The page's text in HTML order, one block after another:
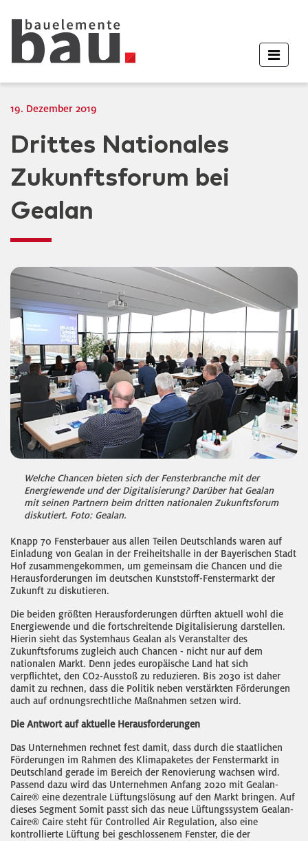
19. Dezember 2019
Drittes Nationales
Zukunftsforum bei
Gealan
Welche Chancen bieten sich der Fensterbranche mit der
Energiewende und der Digitalisierung? Darüber hat Gealan
mit seinen Partnern beim dritten nationalen Zukunftsforum
diskutiert. Foto: Gealan.
Knapp 70 Fensterbauer aus allen Teilen Deutschlands waren auf
Einladung von Gealan in der Freiheitshalle in der Bayerischen Stadt
Hof zusammengekommen, um gemeinsam die Chancen und die
Herausforderungen im deutschen Kunststoff-Fenstermarkt der
Zukunft zu diskutieren.
Die beiden größten Herausforderungen dürften aktuell wohl die
Energiewende und die fortschreitende Digitalisierung darstellen.
Hierin sieht das Systemhaus Gealan als Veranstalter des
Zukunftsforums zugleich auch Chancen - nicht nur auf dem
nationalen Markt. Denn jedes europäische Land hat sich
verpflichtet, den CO2-Ausstoß zu reduzieren. Bis 2030 ist daher
damit zu rechnen, dass die Politik neben verstärkten Förderungen
auch auf ordnungsrechtliche Maßnahmen setzen wird.
Die Antwort auf aktuelle Herausforderungen
Das Unternehmen rechnet fest damit, dass durch die staatlichen
Förderungen im Rahmen des Klimapaketes der Fenstermarkt in
Deutschland gerade im Bereich der Renovierung wachsen wird.
Passend dazu wird das Unternehmen Anfang 2020 mit Gealan-
Caire® eine dezentrale Lüftungslösung auf den Markt bringen. Auf
dieses Segment Somit passt sich das neue Lüftungssystem Gealan-
Caire® Caire steht für Controlled Air Regulation, also eine
kontrollierte Lüftung bei geschlossenem Fenster, die der